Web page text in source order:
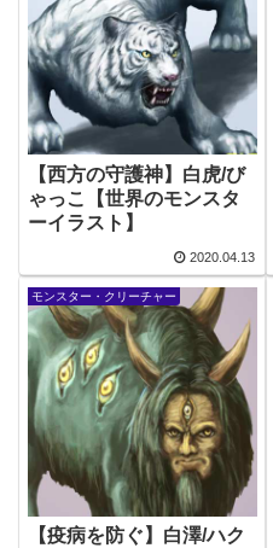
【西方の守護神】白虎/び
ゃっこ【世界のモンスタ
ーイラスト】
2020.04.13
モンスター・クリーチャー
【疫病を防ぐ】白澤/ハク